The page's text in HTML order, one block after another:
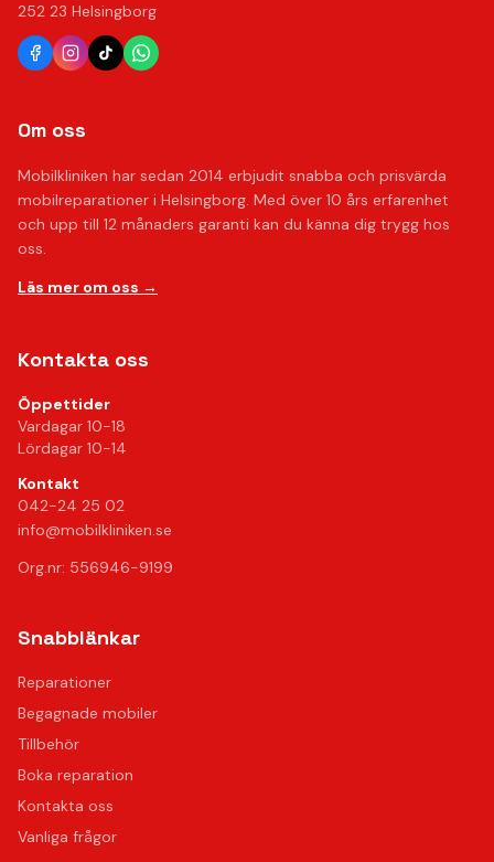
252 23 Helsingborg
Om oss
Mobilkliniken har sedan 2014 erbjudit snabba och prisvärda
mobilreparationer i Helsingborg. Med över 10 års erfarenhet
och upp till 12 månaders garanti kan du känna dig trygg hos
oss.
Läs mer om oss →
Kontakta oss
Öppettider
Vardagar 10-18
Lördagar 10-14
Kontakt
042-24 25 02
info@mobilkliniken.se
Org.nr: 556946-9199
Snabblänkar
Reparationer
Begagnade mobiler
Tillbehör
Boka reparation
Kontakta oss
Vanliga frågor